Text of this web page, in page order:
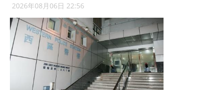
2026年08月06日 22:56